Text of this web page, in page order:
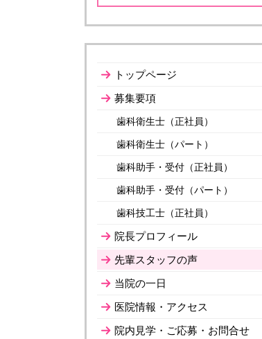
トップページ
募集要項
歯科衛生士（正社員）
歯科衛生士（パート）
歯科助手・受付（正社員）
歯科助手・受付（パート）
歯科技工士（正社員）
院長プロフィール
先輩スタッフの声
当院の一日
医院情報・アクセス
院内見学・ご応募・お問合せ